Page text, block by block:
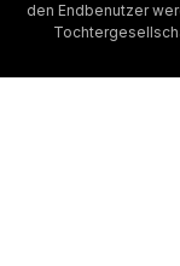
den Endbenutzer